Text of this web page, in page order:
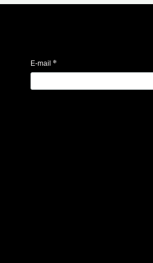
E-mail *